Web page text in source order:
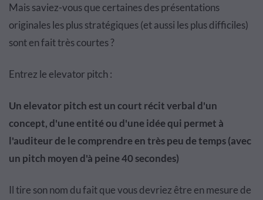
Mais saviez-vous que certaines des présentations
originales les plus stratégiques (et aussi les plus difficiles)
sont en fait très courtes ?
Entrez le elevator pitch :
Un elevator pitch est un court récit verbal d'un
concept, d'une entité ou d'une idée qui permet à
l'auditeur de le comprendre en très peu de temps (avec
un pitch moyen d'à peine 40 secondes)
Il tire son nom du fait que vous devriez être en mesure de